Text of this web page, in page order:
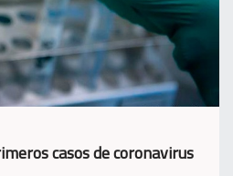
casos de coronavirus